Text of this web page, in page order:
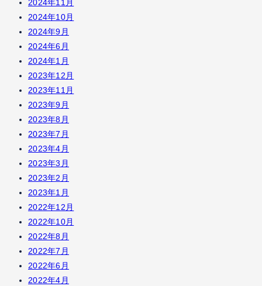
2024年11月
2024年10月
2024年9月
2024年6月
2024年1月
2023年12月
2023年11月
2023年9月
2023年8月
2023年7月
2023年4月
2023年3月
2023年2月
2023年1月
2022年12月
2022年10月
2022年8月
2022年7月
2022年6月
2022年4月